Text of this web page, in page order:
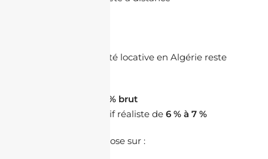
En 2026, la rentabilité locative en Algérie reste
5 % et 9 % brut
avec un objectif réaliste de 6 % à 7 %
La clé du succès repose sur :